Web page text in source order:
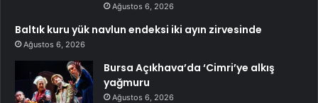
Ağustos 6, 2026
Baltık kuru yük navlun endeksi iki ayın zirvesinde
Ağustos 6, 2026
Bursa Açıkhava’da ‘Cimri’ye alkış
yağmuru
Ağustos 6, 2026